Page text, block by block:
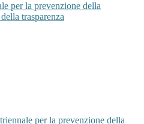
per la prevenzione della
trasparenza
per la prevenzione della